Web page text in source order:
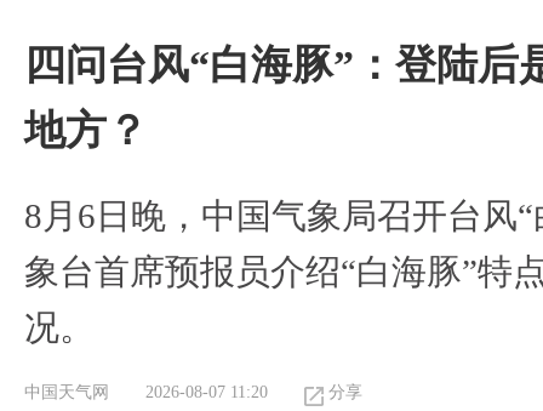
四问台风“白海豚”：登陆
地方？
8月6日晚，中国气象局召开台风
象台首席预报员介绍“白海豚”特
况。
中国天气网 2026-08-07 11:20 分享